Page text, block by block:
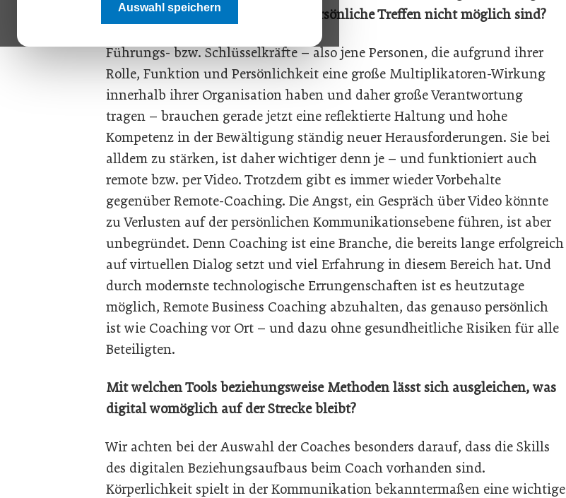
Auswahl speichern
klappt die Unterstützung, wenn persönliche Treffen nicht möglich sind?
Führungs- bzw. Schlüsselkräfte – also jene Personen, die aufgrund ihrer
Rolle, Funktion und Persönlichkeit eine große Multiplikatoren-Wirkung
innerhalb ihrer Organisation haben und daher große Verantwortung
tragen – brauchen gerade jetzt eine reflektierte Haltung und hohe
Kompetenz in der Bewältigung ständig neuer Herausforderungen. Sie bei
alldem zu stärken, ist daher wichtiger denn je – und funktioniert auch
remote bzw. per Video. Trotzdem gibt es immer wieder Vorbehalte
gegenüber Remote-Coaching. Die Angst, ein Gespräch über Video könnte
zu Verlusten auf der persönlichen Kommunikationsebene führen, ist aber
unbegründet. Denn Coaching ist eine Branche, die bereits lange erfolgreich
auf virtuellen Dialog setzt und viel Erfahrung in diesem Bereich hat. Und
durch modernste technologische Errungenschaften ist es heutzutage
möglich, Remote Business Coaching abzuhalten, das genauso persönlich
ist wie Coaching vor Ort – und dazu ohne gesundheitliche Risiken für alle
Beteiligten.
Mit welchen Tools beziehungsweise Methoden lässt sich ausgleichen, was
digital womöglich auf der Strecke bleibt?
Wir achten bei der Auswahl der Coaches besonders darauf, dass die Skills
des digitalen Beziehungsaufbaus beim Coach vorhanden sind.
Körperlichkeit spielt in der Kommunikation bekanntermaßen eine wichtige